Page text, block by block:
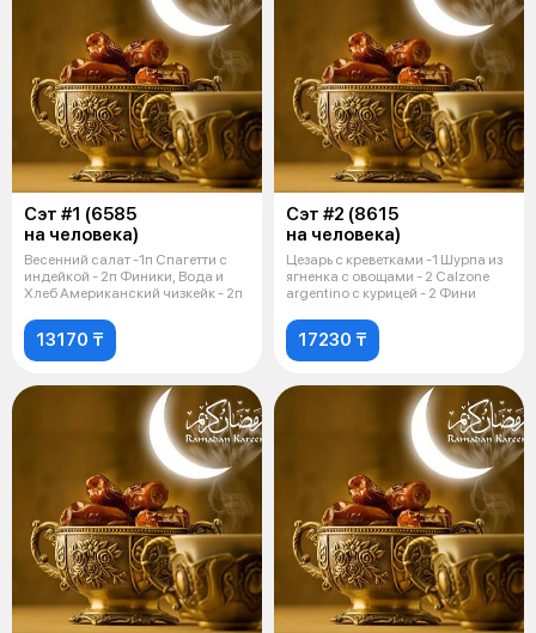
Сэт #1 (6585
на человека)
Весенний салат -1п Спагетти с
индейкой - 2п Финики, Вода и
Хлеб Американский чизкейк - 2п
13170 ₸
Сэт #2 (8615
на человека)
Цезарь с креветками -1 Шурпа из
ягненка с овощами - 2 Calzone
argentino с курицей - 2 Фини
17230 ₸